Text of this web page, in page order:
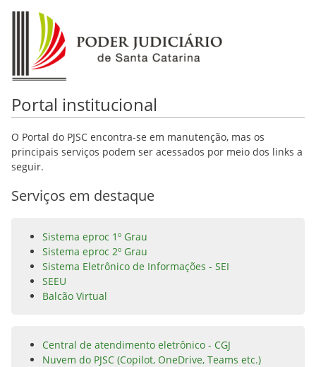
Portal institucional
O Portal do PJSC encontra-se em manutenção, mas os
principais serviços podem ser acessados por meio dos links a
seguir.
Serviços em destaque
Sistema eproc 1º Grau
Sistema eproc 2º Grau
Sistema Eletrônico de Informações - SEI
SEEU
Balcão Virtual
Central de atendimento eletrônico - CGJ
Nuvem do PJSC (Copilot, OneDrive, Teams etc.)